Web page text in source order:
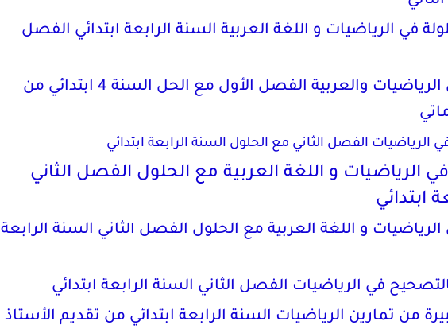
في الرياضيات و اللغة العربية السنة الرابعة ابتدائي الفصل
مراجعة في الرياضيات والعربية الفصل الأول مع الحل السنة 4 ابتدائي من
الرياضيات الفصل الثاني مع الحلول السنة الرابعة ابتدائي
الرياضيات و اللغة العربية مع الحلول الفصل الثاني
ابتدائي
و اللغة العربية مع الحلول الفصل الثاني السنة الرابعة
في الرياضيات الفصل الثاني السنة الرابعة ابتدائي
من تمارين الرياضيات السنة الرابعة ابتدائي من تقديم الأستاذ